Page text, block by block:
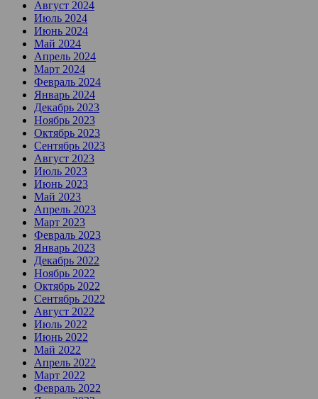
Август 2024
Июль 2024
Июнь 2024
Май 2024
Апрель 2024
Март 2024
Февраль 2024
Январь 2024
Декабрь 2023
Ноябрь 2023
Октябрь 2023
Сентябрь 2023
Август 2023
Июль 2023
Июнь 2023
Май 2023
Апрель 2023
Март 2023
Февраль 2023
Январь 2023
Декабрь 2022
Ноябрь 2022
Октябрь 2022
Сентябрь 2022
Август 2022
Июль 2022
Июнь 2022
Май 2022
Апрель 2022
Март 2022
Февраль 2022